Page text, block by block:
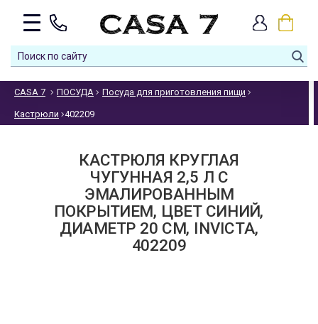
CASA 7 ПОСУДА Посуда для приготовления пищи
Кастрюли 402209
КАСТРЮЛЯ КРУГЛАЯ
ЧУГУННАЯ 2,5 Л С
ЭМАЛИРОВАННЫМ
ПОКРЫТИЕМ, ЦВЕТ СИНИЙ,
ДИАМЕТР 20 СМ, INVICTA,
402209